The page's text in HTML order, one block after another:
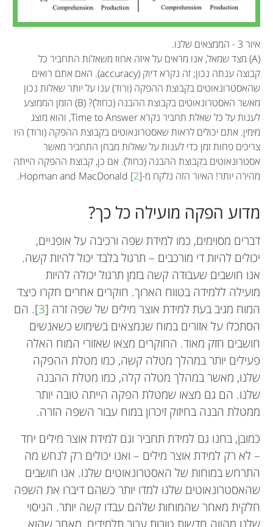
איור 3 - הממצאים שלנו.
(A) מצד שמאל, אנו מראים על איזה אחוז משאלות התחביר כל
קבוצה ענתה נכון; זה נקרא דיוק (accuracy). האם אתם רואים
שהאסטרונאוטים בקבוצת ההפקה (ורוד) ענו על יותר שאלות נכון
מאשר האסטרונאוטים בקבוצת ההבנה (כחול)? (B) הזמן הממוצע
לענות על כל שאלת תחביר נקראTime to Answer, והוא מוצג
מימין. אתם יכולים לראות שאסטרונאוטים בקבוצת ההפקה (ורוד) היו
צריכים פחות זמן כדי לענות על שאלות מבחן התחביר מאשר
אסטרונאוטים בקבוצת ההבנה (כחול). אם כן, קבוצת ההפקה הייתה
מהירה יותר! האיור הזה נלקח מ-Hopman and MacDonald [ 2].
מדוע הפקה מועילה כל כך?
דברים מסוימים, כמו למידת שפה ורכיבה על אופניים,
יכולים להיות די מורכבים – תרגול בלבד יכול להיות קשה.
אנו חושבים שעבודה קשה בזמן תרגול יכולה להיות
מועילה ללמידה בטווח הארוך. חוקרים אחרים חקרו כיצד
המוח מגיב בעת למידת אוצר מילים של שפה זרה [3]. הם
הסתכלו על אזורים במוח שנמצאים בשימוש כשאנשים
חושבים חזק מאוד. החוקרים מצאו שאזורי המוח האלה
פעילים יותר במהלך מטלה קשה, כמו מטלת ההפקה
שלנו, מאשר במהלך מטלה קלה, כמו מטלת ההבנה
שלנו. הם גם מצאו שמטלת הפקה הייתה טובה יותר
ממטלת הבנה בחיזוק זיכרון במוח עבור השפה הזרה.
כמובן, בחנו גם למידת תחביר וגם למידת אוצר מילים יחד
– לא רק למידת אוצר מילים – ואנו יכולים רק לנחש מה
התרחש במוחות של האסטרונאוטים שלנו. אנו חושבים
שהאסטרונאוטים שלנו למדו יותר כשהם דיברו את השפה
חלקית מאחר שהמוחות שלהם עבדו קשה יותר. הניסוי
שלנו מהווה חדשות טובות עבור תלמידים, מאחר שהוא